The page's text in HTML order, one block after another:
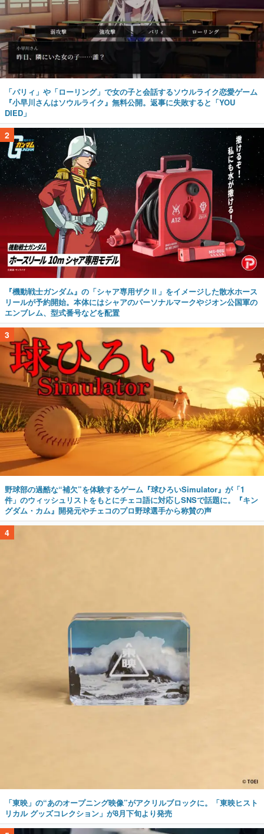
「パリィ」や「ローリング」で女の子と会話するソウルライク恋愛ゲーム
『小早川さんはソウルライク』無料公開。返事に失敗すると「YOU
DIED」
2
『機動戦士ガンダム』の「シャア専用ザクⅡ」をイメージした散水ホース
リールが予約開始。本体にはシャアのパーソナルマークやジオン公国軍の
エンブレム、型式番号などを配置
3
野球部の過酷な“補欠”を体験するゲーム『球ひろいSimulator』が「1
件」のウィッシュリストをもとにチェコ語に対応しSNSで話題に。『キン
グダム・カム』開発元やチェコのプロ野球選手から称賛の声
4
「東映」の“あのオープニング映像”がアクリルブロックに。「東映ヒスト
リカル グッズコレクション」が8月下旬より発売